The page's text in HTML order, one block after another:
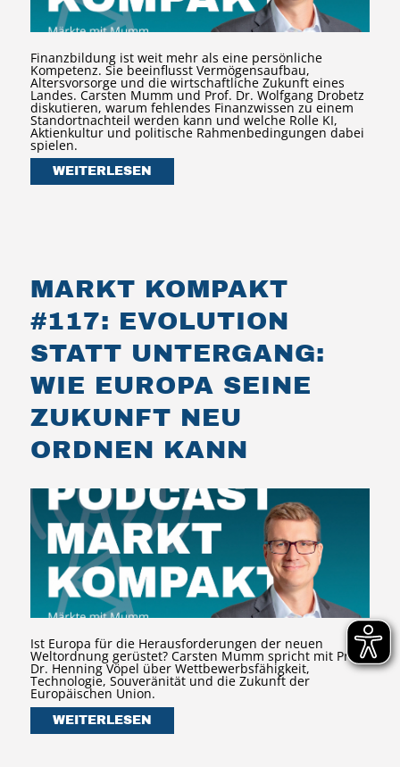
Finanzbildung ist weit mehr als eine persönliche
Kompetenz. Sie beeinflusst Vermögensaufbau,
Altersvorsorge und die wirtschaftliche Zukunft eines
Landes. Carsten Mumm und Prof. Dr. Wolfgang Drobetz
diskutieren, warum fehlendes Finanzwissen zu einem
Standortnachteil werden kann und welche Rolle KI,
Aktienkultur und politische Rahmenbedingungen dabei
spielen.
WEITERLESEN
MARKT KOMPAKT
#117: EVOLUTION
STATT UNTERGANG:
WIE EUROPA SEINE
ZUKUNFT NEU
ORDNEN KANN
Ist Europa für die Herausforderungen der neuen
Weltordnung gerüstet? Carsten Mumm spricht mit Prof.
Dr. Henning Vöpel über Wettbewerbsfähigkeit,
Technologie, Souveränität und die Zukunft der
Europäischen Union.
WEITERLESEN